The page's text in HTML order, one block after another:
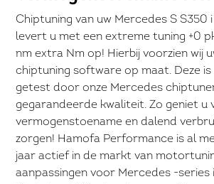
Chiptuning van uw Mercedes S S350
levert u met een extreme tuning +0
nm extra Nm op! Hierbij voorzien wij
chiptuning software op maat. Deze
getest door onze Mercedes
gegarandeerde kwaliteit. Zo geniet u
vermogenstoename en dalend
zorgen! Hamofa Performance is al
jaar actief in de markt van
aanpassingen voor Mercedes -series